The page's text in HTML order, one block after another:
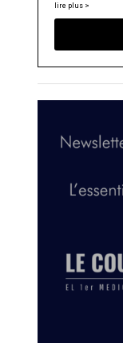
lire plus >